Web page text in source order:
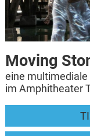
Moving
eine multimediale
im Amphitheater